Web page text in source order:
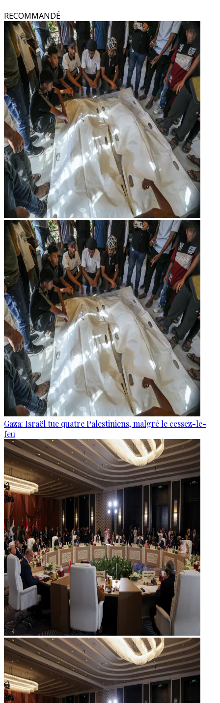
RECOMMANDÉ
Gaza: Israël tue quatre Palestiniens, malgré le cessez-le-
feu